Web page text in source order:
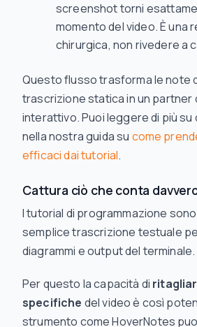
screenshot torni
momento del video. È una
chirurgica, non rivedere a
Questo flusso trasforma le note
trascrizione statica in un partner
interattivo. Puoi leggere di più
nella nostra guida su come
efficaci dai tutorial.
Cattura ciò che conta
I tutorial di programmazione
semplice trascrizione testuale
diagrammi e output del terminale.
Per questo la capacità di
specifiche del video è così
strumento come HoverNotes